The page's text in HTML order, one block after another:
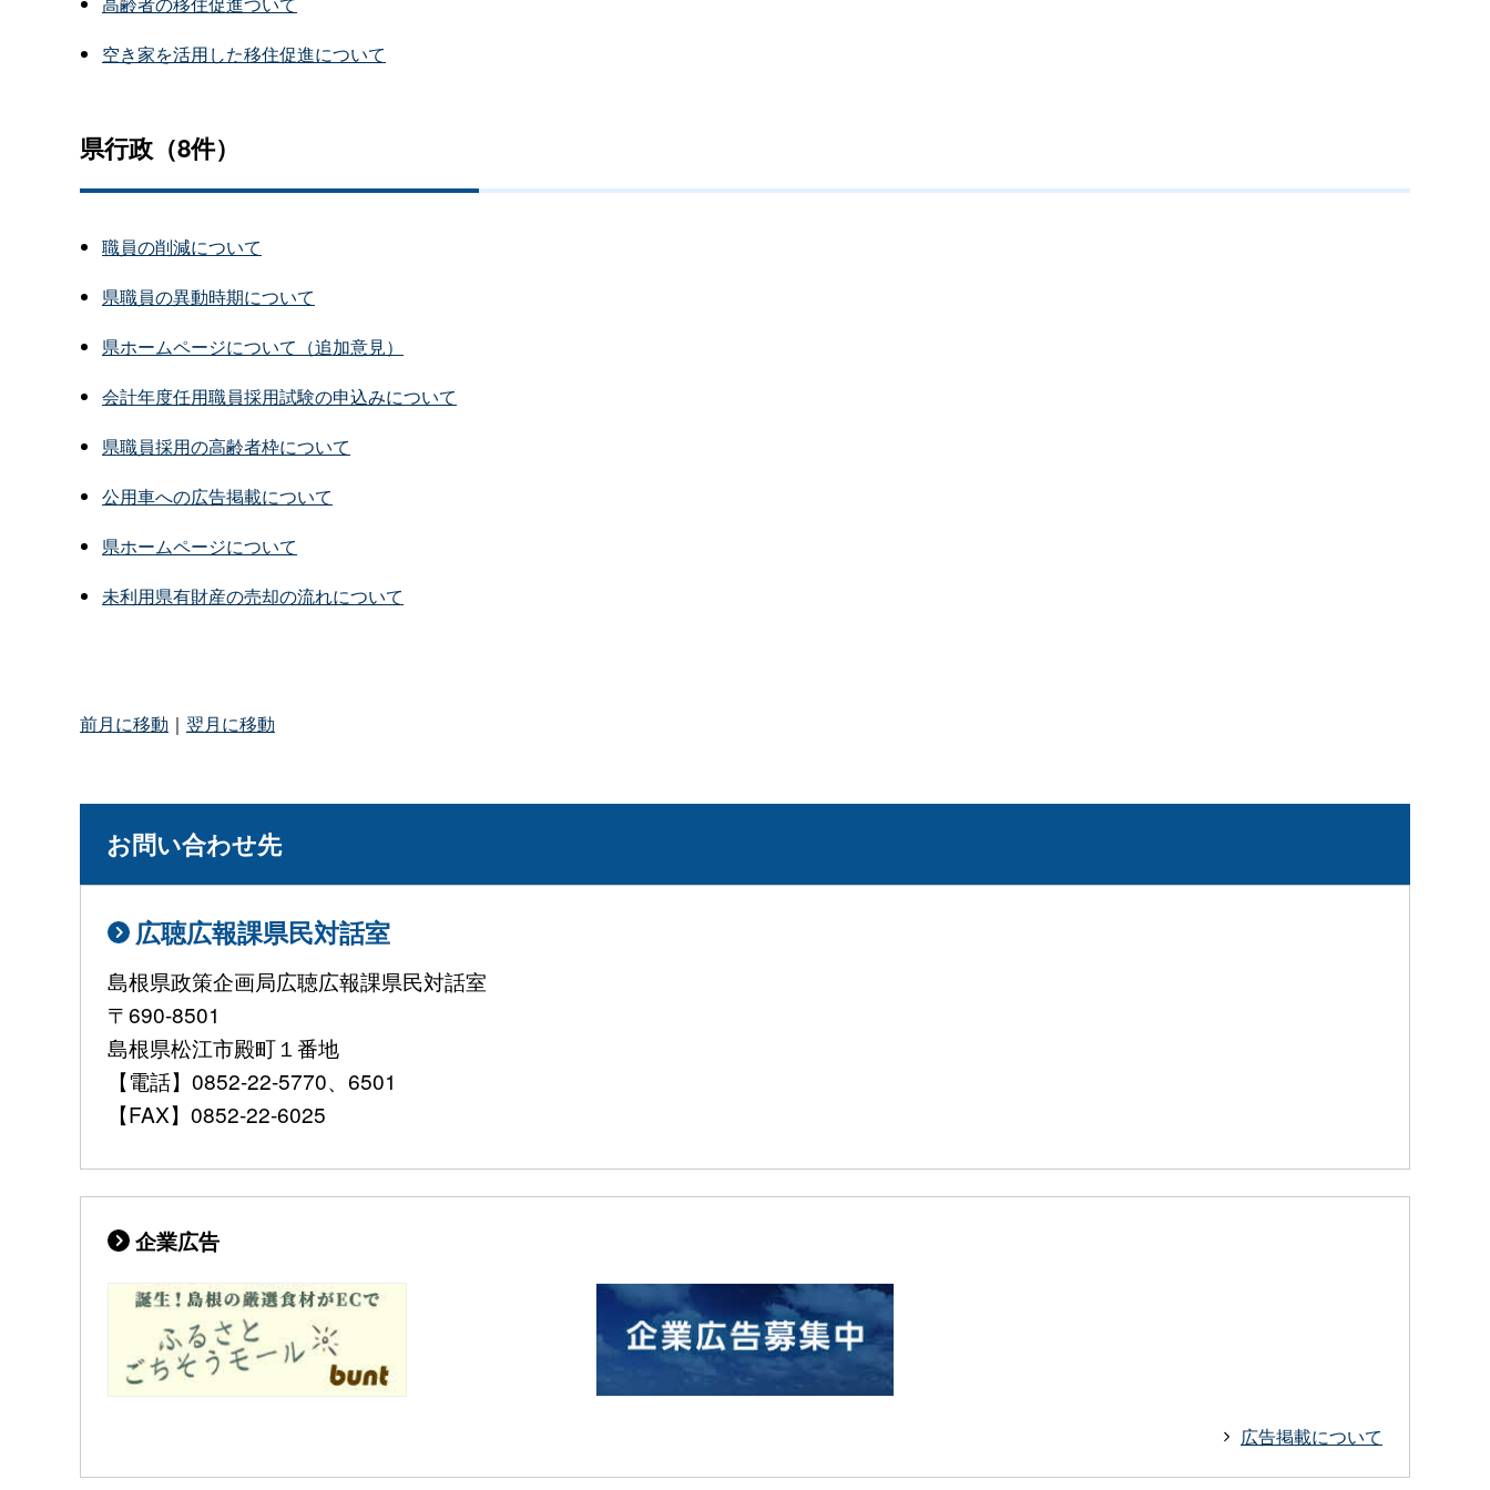
空き家を活用した移住促進について
県行政（8件）
職員の削減について
県職員の異動時期について
県ホームページについて（追加意見）
会計年度任用職員採用試験の申込みについて
県職員採用の高齢者枠について
公用車への広告掲載について
県ホームページについて
未利用県有財産の売却の流れについて
前月に移動 ｜ 翌月に移動
お問い合わせ先
広聴広報課県民対話室
島根県政策企画局広聴広報課県民対話室
〒690-8501
島根県松江市殿町１番地
【電話】0852-22-5770、6501
【FAX】0852-22-6025
企業広告
広告掲載について